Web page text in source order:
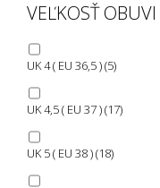
VEĽKOSŤ OBUVI
UK 4 ( EU 36,5 )(5)
UK 4,5 ( EU 37 )(17)
UK 5 ( EU 38 )(18)